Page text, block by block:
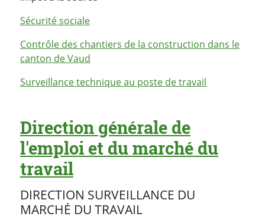
Sécurité sociale
Contrôle des chantiers de la construction dans le
canton de Vaud
Surveillance technique au poste de travail
Direction générale de
l'emploi et du marché du
travail
DIRECTION SURVEILLANCE DU
MARCHÉ DU TRAVAIL